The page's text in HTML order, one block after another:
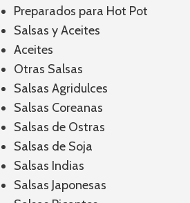
Preparados para Hot Pot
Salsas y Aceites
Aceites
Otras Salsas
Salsas Agridulces
Salsas Coreanas
Salsas de Ostras
Salsas de Soja
Salsas Indias
Salsas Japonesas